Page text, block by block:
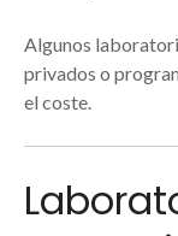
Algunos
privados o
el coste.